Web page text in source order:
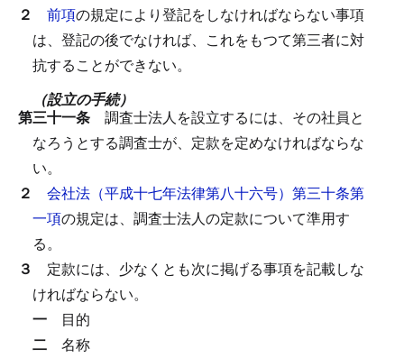
２ 前項の規定により登記をしなければならない事項
は、登記の後でなければ、これをもつて第三者に対
抗することができない。
（設立の手続）
第三十一条 調査士法人を設立するには、その社員と
なろうとする調査士が、定款を定めなければならな
い。
２ 会社法（平成十七年法律第八十六号）第三十条第
一項の規定は、調査士法人の定款について準用す
る。
３ 定款には、少なくとも次に掲げる事項を記載しな
ければならない。
一 目的
二 名称